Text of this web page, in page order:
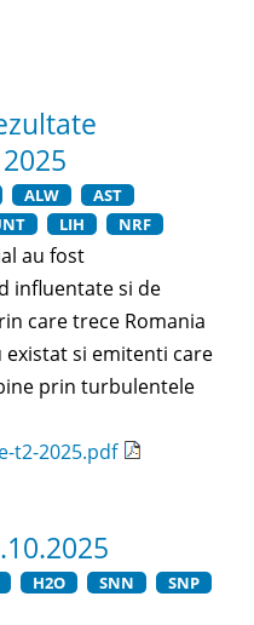
ALW
AST
LIH NRF
au fost
influentate si de
care trece Romania
si emitenti care
prin turbulentele
t2-2025.pdf
H2O SNN
SNP